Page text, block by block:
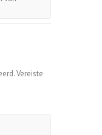
Vereiste